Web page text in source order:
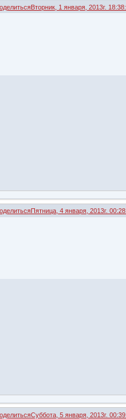
Вторник, 1 января, 2013г.
Пятница, 4 января, 2013г.
Суббота, 5 января, 2013г.